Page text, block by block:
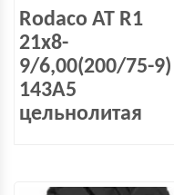
Rodaco AT R1
21x8-
9/6,00(200/75-9)
143A5
цельнолитая